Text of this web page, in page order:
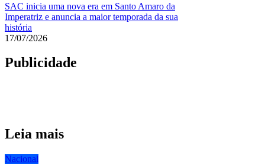
SAC inicia uma nova era em Santo Amaro da
Imperatriz e anuncia a maior temporada da sua
história
17/07/2026
Publicidade
Leia mais
Nacional